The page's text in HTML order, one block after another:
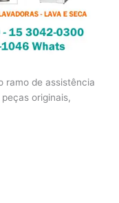
ramo de assistência
originais,